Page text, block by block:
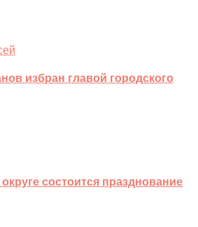
избран главой городского
состоится празднование